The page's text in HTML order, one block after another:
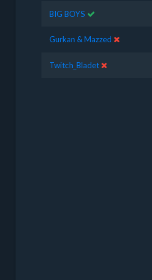
BIG BOYS
Gurkan & Mazzed
Twitch_Bladet